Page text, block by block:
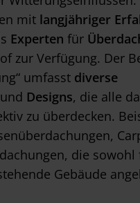
mit langjähriger
Experten für
zur Verfügung. Der
umfasst diverse
und Designs, die alle
zu überdecken.
die sowohl
Gebäude